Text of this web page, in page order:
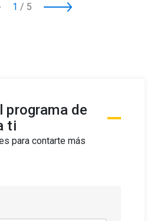
1 / 5
programa de
ti
para contarte más